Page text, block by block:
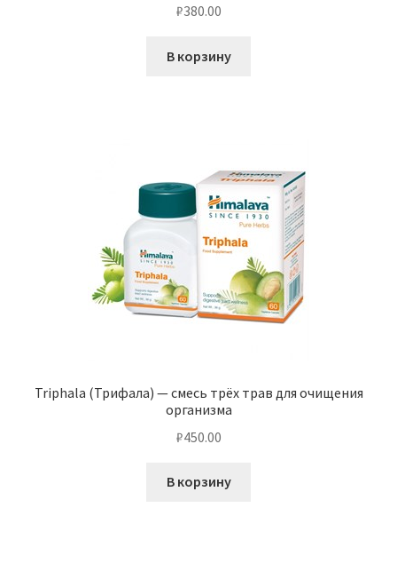
₽380.00
В корзину
Triphala (Трифала) — смесь трёх трав для очищения
организма
₽450.00
В корзину